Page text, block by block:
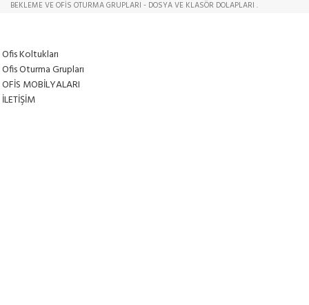
BEKLEME VE OFİS OTURMA GRUPLARI - DOSYA VE KLASÖR DOLAPLARI .
Ofis Koltukları
Ofis Oturma Grupları
OFİS MOBİLYALARI
İLETİŞİM